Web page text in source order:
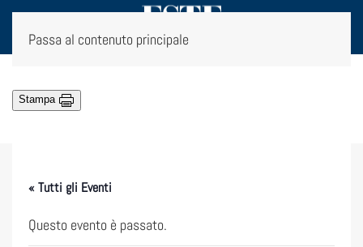
Passa al contenuto principale
Stampa
« Tutti gli Eventi
Questo evento è passato.